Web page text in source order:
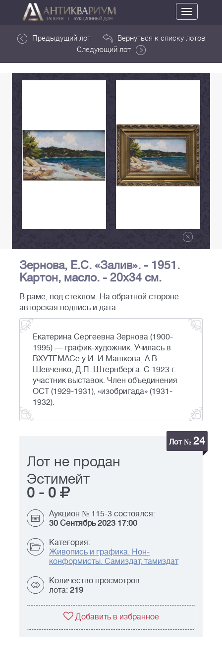
Toggle
navigation
Предыдущий лот
Вернуться к списку лотов
Следующий лот
Зернова, Е.С. «Залив». - 1951.
Картон, масло. - 20х34 см.
В раме, под стеклом. На обратной стороне
авторская подпись и дата.
Екатерина Сергеевна Зернова (1900-
1995) — график-художник. Училась в
ВХУТЕМАСе у И. И Машкова, А.В.
Шевченко, Д.П. Штернберга. С 1923 г.
участник выставок. Член объединения
ОСТ (1929-1931), «изобригада» (1931-
1932).
Лот № 24
Лот не продан
Эстимейт
0 - 0
Аукцион № 115-3 состоялся:
30 Сентябрь 2023 17:00
Категория:
Живопись и графика. Нон-
конформисты. Самиздат, тамиздат
Количество просмотров
лота: 219
Добавить в избранное